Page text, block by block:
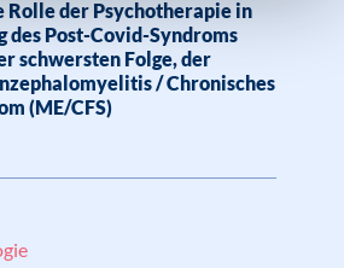
Rolle der Psychotherapie in
des Post-Covid-Syndroms
schwersten Folge, der
/ Chronisches
(ME/CFS)